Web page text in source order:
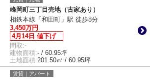
峰岡町三丁目売地（古家あり）
相鉄本線「和田町」駅 徒歩8分
3,450万円
4月14日 値下げ
間取:-
建物面積:- / 60.95坪
土地面積:201.50㎡ / 60.95坪
賃貸｜アパート